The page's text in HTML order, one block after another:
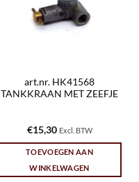
art.nr. HK41568
TANKKRAAN MET ZEEFJE
€15,30 Excl. BTW
TOEVOEGEN AAN
WINKELWAGEN